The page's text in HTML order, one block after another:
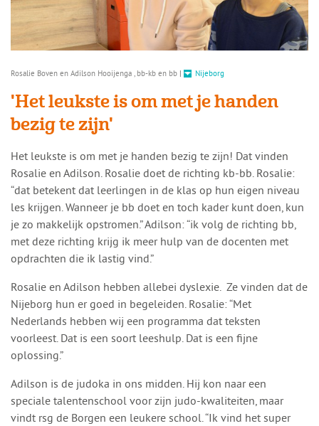
Rosalie Boven en Adilson Hooijenga , bb-kb en bb | Nijeborg
'Het leukste is om met je handen
bezig te zijn'
Het leukste is om met je handen bezig te zijn! Dat vinden
Rosalie en Adilson. Rosalie doet de richting kb-bb. Rosalie:
“dat betekent dat leerlingen in de klas op hun eigen niveau
les krijgen. Wanneer je bb doet en toch kader kunt doen, kun
je zo makkelijk opstromen.” Adilson: “ik volg de richting bb,
met deze richting krijg ik meer hulp van de docenten met
opdrachten die ik lastig vind.”
Rosalie en Adilson hebben allebei dyslexie. Ze vinden dat de
Nijeborg hun er goed in begeleiden. Rosalie: “Met
Nederlands hebben wij een programma dat teksten
voorleest. Dat is een soort leeshulp. Dat is een fijne
oplossing.”
Adilson is de judoka in ons midden. Hij kon naar een
speciale talentenschool voor zijn judo-kwaliteiten, maar
vindt rsg de Borgen een leukere school. “Ik vind het super